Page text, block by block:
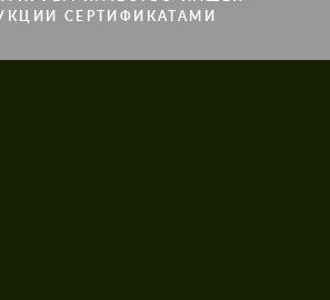
СЕРТИФИКАТАМИ